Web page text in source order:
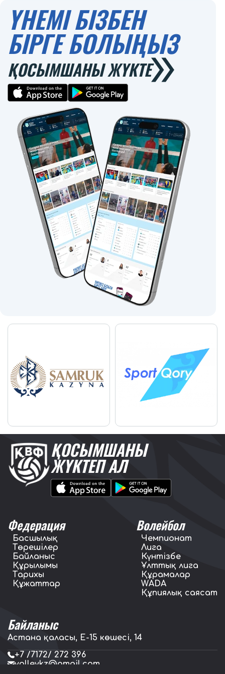
ҮНЕМІ БІЗБЕН
БІРГЕ БОЛЫҢЫЗ
ҚОСЫМШАНЫ ЖҮКТЕ
ҚОСЫМШАНЫ
ЖҮКТЕП АЛ
Федерация
Басшылық
Төрешілер
Байланыс
Құрылымы
Тарихы
Құжаттар
Волейбол
Чемпионат
Лига
Күнтізбе
Ұлттық лига
Құрамалар
WADA
Құпиялық саясат
Байланыс
Астана қаласы, E-15 көшесі, 14
+7 /7172/ 272 396
volleykz@gmail.com